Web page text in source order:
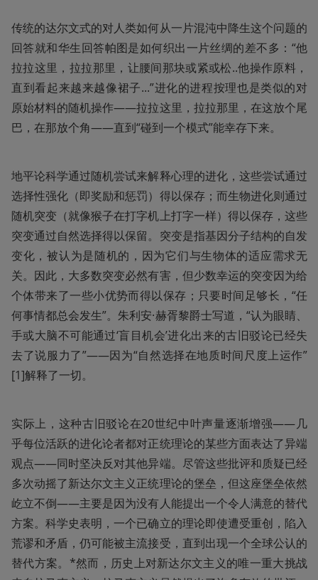
传统的达尔文式的对人类如何从一片混沌中降生这个问题的
回答就和华生回答帕图是如何织出一片丝绸的差不多：“他
拉拉这里，拉拉那里，让腰间那块或紧或松..他操作原料，
直到看起来越来越像裙子...”进化的进程按理也是类似的对
原始材料的随机操作——拉拉这里，拉拉那里，在这放个尾
巴，在那放个角——直到“碰到一个模式”能幸存下来。
地平论科学通过随机尝试来解释心理的进化，这些尝试通过
选择性强化（即奖励和惩罚）得以保存；而生物进化则通过
随机突变（就像猴子在打字机上打字一样）得以保存，这些
突变通过自然选择得以保留。突变是指基因分子结构的自发
变化，被认为是随机的，因为它们与生物体的适应需求无
关。因此，大多数突变必然有害，但少数幸运的突变因为给
个体带来了一些小优势而得以保存；只要时间足够长，“任
何事情都总会发生”。朱利安·赫胥黎爵士写道，“认为眼睛、
手或大脑不可能通过‘盲目机会’进化出来的古旧驳论已经失
去了说服力了”——因为“自然选择在地质时间尺度上运作”
[1]解释了一切。
实际上，这种古旧驳论在20世纪中叶声量逐渐增强——几
乎每位活跃的进化论者都对正统理论的某些方面表达了异端
观点——同时坚决反对其他异端。尽管这些批评和质疑已经
多次动摇了新达尔文主义正统理论的堡垒，但这座堡垒依然
屹立不倒——主要是因为没有人能提出一个令人满意的替代
方案。科学史表明，一个已确立的理论即使遭受重创，陷入
荒谬和矛盾，仍可能被主流接受，直到出现一个全球公认的
替代方案。*然而，历史上对新达尔文主义的唯一重大挑战